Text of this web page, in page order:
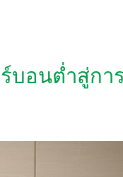
บอนต่ำสู่ก